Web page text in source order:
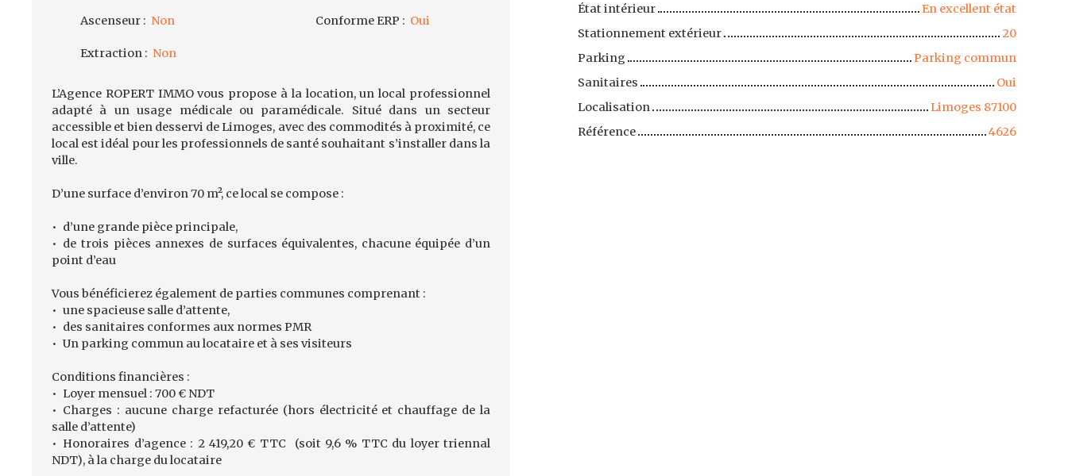
Ascenseur : Non Conforme ERP : Oui
Extraction : Non
L’Agence ROPERT IMMO vous propose à la location, un local professionnel
adapté à un usage médicale ou paramédicale. Situé dans un secteur
accessible et bien desservi de Limoges, avec des commodités à proximité, ce
local est idéal pour les professionnels de santé souhaitant s’installer dans la
ville.
D’une surface d’environ 70 m², ce local se compose :
d’une grande pièce principale,
de trois pièces annexes de surfaces équivalentes, chacune équipée d’un
point d’eau
Vous bénéficierez également de parties communes comprenant :
une spacieuse salle d’attente,
des sanitaires conformes aux normes PMR
Un parking commun au locataire et à ses visiteurs
Conditions financières :
Loyer mensuel : 700 € NDT
Charges : aucune charge refacturée (hors électricité et chauffage de la
salle d’attente)
Honoraires d’agence : 2 419,20 € TTC (soit 9,6 % TTC du loyer triennal
NDT), à la charge du locataire
État intérieur
En excellent état
Stationnement extérieur
20
Parking
Parking commun
Sanitaires
Oui
Localisation
Limoges 87100
Référence
4626